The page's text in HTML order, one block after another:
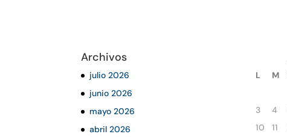
Archivos
julio 2026
junio 2026
mayo 2026
abril 2026
L M
3
4
10
11